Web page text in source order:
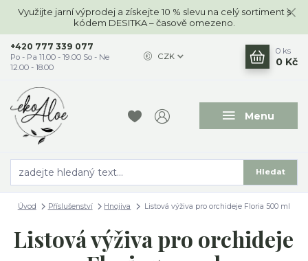
Využijte jarní výprodej a získejte 10 % slevu na celý sortiment s
kódem DESITKA – časově omezeno.
Menu
CZK
Hledat
+420 777 339 077
Po - Pa 11.00 - 19.00 So - Ne
12.00 - 18.00
0 ks
0 Kč
Úvod Příslušenství Hnojiva Listová výživa pro orchideje Floria 500 ml
Listová výživa pro orchideje